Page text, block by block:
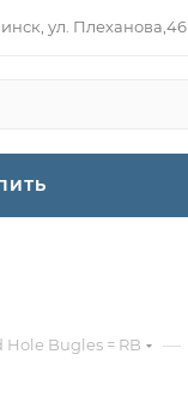
ул. Плеханова,46
Hole Bugles = RB —